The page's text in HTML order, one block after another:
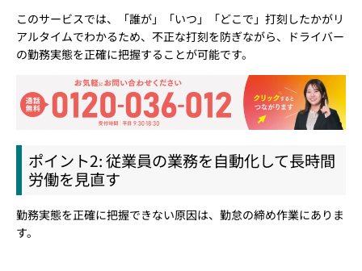
このサービスでは、「誰が」「いつ」「どこで」打刻したかがリ
アルタイムでわかるため、不正な打刻を防ぎながら、ドライバー
の勤務実態を正確に把握することが可能です。
ポイント2: 従業員の業務を自動化して長時間
労働を見直す
勤務実態を正確に把握できない原因は、勤怠の締め作業にありま
す。